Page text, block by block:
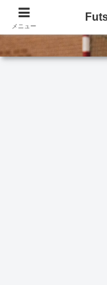
メニュー